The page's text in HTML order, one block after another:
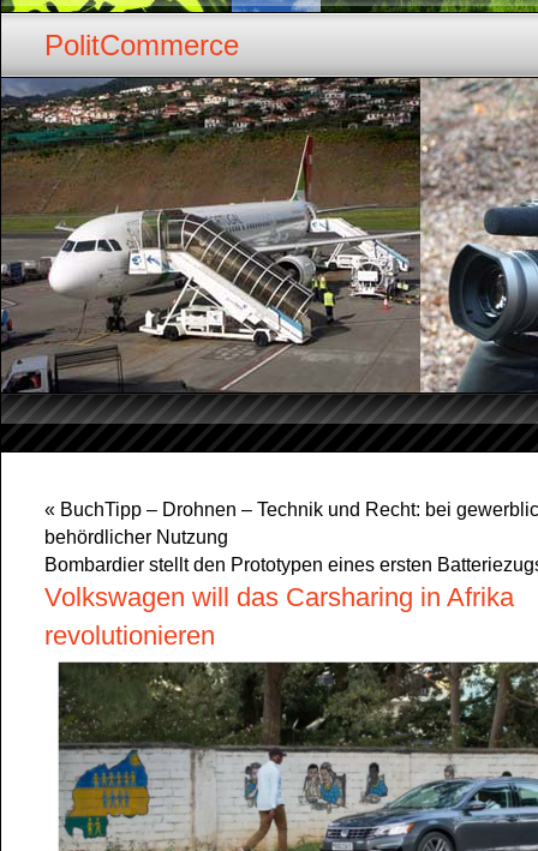
PolitCommerce
« BuchTipp – Drohnen – Technik und Recht: bei
behördlicher Nutzung
Bombardier stellt den Prototypen eines ersten
Volkswagen will das Carsharing in Afrika
revolutionieren